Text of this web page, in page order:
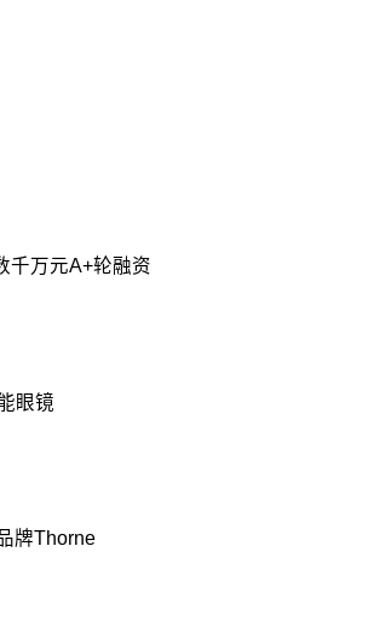
千万元A+轮融资
眼镜
牌Thorne